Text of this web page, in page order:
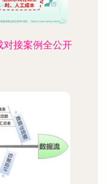
对接案例全公开